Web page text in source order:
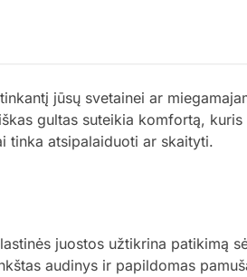
jūsų svetainei ar
gultas suteikia komfortą,
tinka atsipalaiduoti ar skaityti.
juostos užtikrina patikimą
audinys ir papildomas